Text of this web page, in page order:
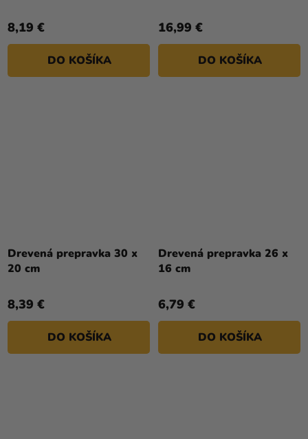
8,19 €
DO KOŠÍKA
16,99 €
DO KOŠÍKA
Drevená prepravka 30 x
20 cm
8,39 €
DO KOŠÍKA
Drevená prepravka 26 x
16 cm
6,79 €
DO KOŠÍKA